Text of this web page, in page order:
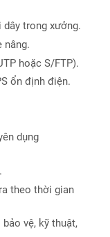
dây trong xưởng.
nâng.
hoặc S/FTP).
ổn định điện.
dụng
theo thời gian
vệ, kỹ thuật,